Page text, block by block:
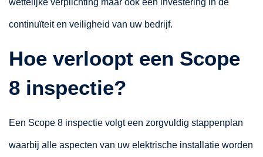
wettelijke verplichting maar ook een investering in de
continuïteit en veiligheid van uw bedrijf.
Hoe verloopt een Scope
8 inspectie?
Een Scope 8 inspectie volgt een zorgvuldig stappenplan
waarbij alle aspecten van uw elektrische installatie worden